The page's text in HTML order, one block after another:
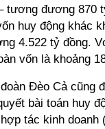
tương đương 870
huy động khác
4.522 tỷ đồng.
vốn là khoảng
Đèo Cả cũng
bài toán huy
tác kinh doanh